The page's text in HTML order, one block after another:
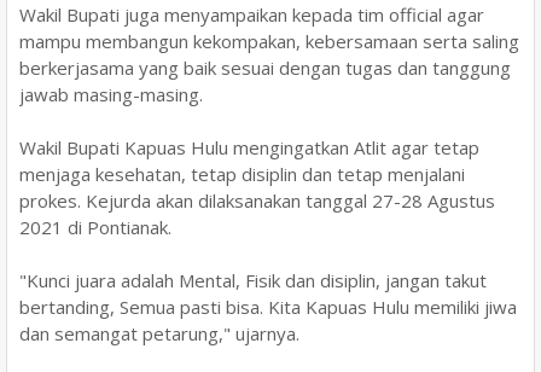
Wakil Bupati juga menyampaikan kepada tim official agar
mampu membangun kekompakan, kebersamaan serta saling
berkerjasama yang baik sesuai dengan tugas dan tanggung
jawab masing-masing.
Wakil Bupati Kapuas Hulu mengingatkan Atlit agar tetap
menjaga kesehatan, tetap disiplin dan tetap menjalani
prokes. Kejurda akan dilaksanakan tanggal 27-28 Agustus
2021 di Pontianak.
"Kunci juara adalah Mental, Fisik dan disiplin, jangan takut
bertanding, Semua pasti bisa. Kita Kapuas Hulu memiliki jiwa
dan semangat petarung," ujarnya.